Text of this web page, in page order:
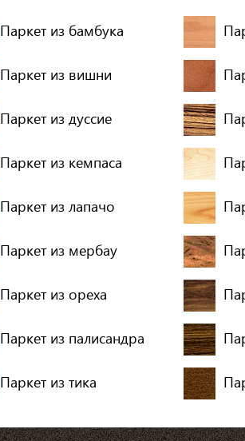
Паркет из бамбука
Паркет из вишни
Паркет из дуссие
Паркет из кемпаса
Паркет из лапачо
Паркет из мербау
Паркет из ореха
Паркет из палисандра
Паркет из тика